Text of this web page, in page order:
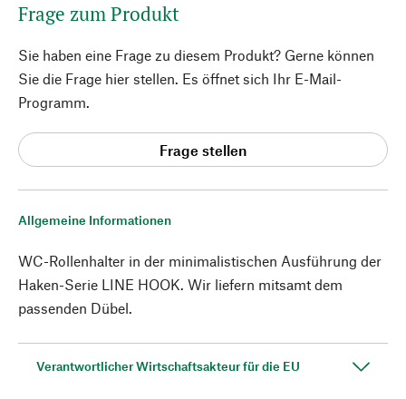
Allgemeine Informationen
WC-Rollenhalter in der minimalistischen Ausführung der
Haken-Serie LINE HOOK. Wir liefern mitsamt dem
passenden Dübel.
Verantwortlicher Wirtschaftsakteur für die EU
Frage zum Produkt
Sie haben eine Frage zu diesem Produkt? Gerne können
Sie die Frage hier stellen. Es öffnet sich Ihr E-Mail-
Programm.
Frage stellen